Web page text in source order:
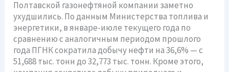
Полтавской газонефтяной компании заметно
ухудшились. По данным Министерства топлива и
энергетики, в январе-июле текущего года по
сравнению с аналогичным периодом прошлого
года ПГНК сократила добычу нефти на 36,6% — с
51,688 тыс. тонн до 32,773 тыс. тонн. Кроме этого,